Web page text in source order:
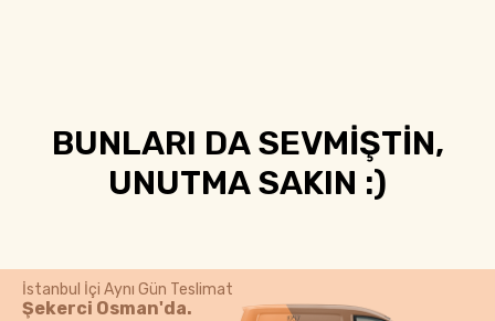
BUNLARI DA SEVMİŞTİN,
UNUTMA SAKIN :)
İstanbul İçi Aynı Gün Teslimat
Şekerci Osman'da.